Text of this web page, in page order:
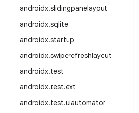
androidx.slidingpanelayout
androidx.sqlite
androidx.startup
androidx.swiperefreshlayout
androidx.test
androidx.test.ext
androidx.test.uiautomator